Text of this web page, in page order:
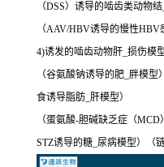
（DSS）诱导的啮齿类动物
（AAV/HBV诱导的慢性
4)诱发的啮齿动物肝_损伤模型
（谷氨酸钠诱导的肥_胖模
食诱导脂肪_肝模型）
（蛋氨酸-胆碱缺乏症（
STZ诱导的糖_尿病模型）（